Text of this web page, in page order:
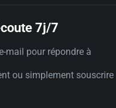
7j/7
mail pour répondre à
ou simplement souscrire